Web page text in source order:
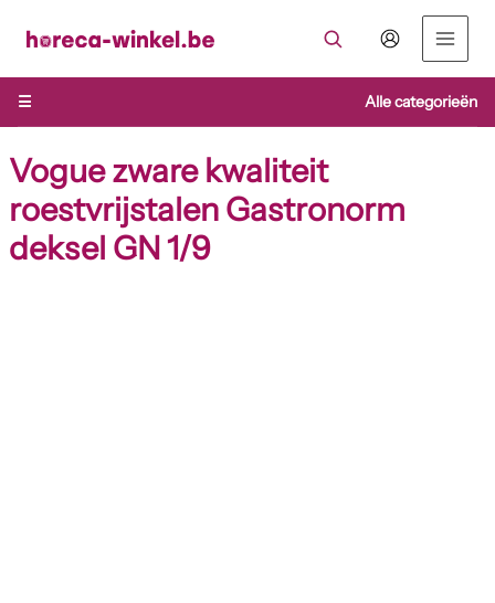
naar
inhoud
☰
Alle categorieën
Vogue zware kwaliteit
roestvrijstalen Gastronorm
deksel GN 1/9